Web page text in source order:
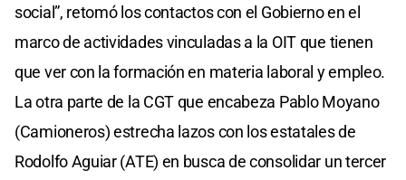
social”, retomó los contactos con el Gobierno en el
marco de actividades vinculadas a la OIT que tienen
que ver con la formación en materia laboral y empleo.
La otra parte de la CGT que encabeza Pablo Moyano
(Camioneros) estrecha lazos con los estatales de
Rodolfo Aguiar (ATE) en busca de consolidar un tercer